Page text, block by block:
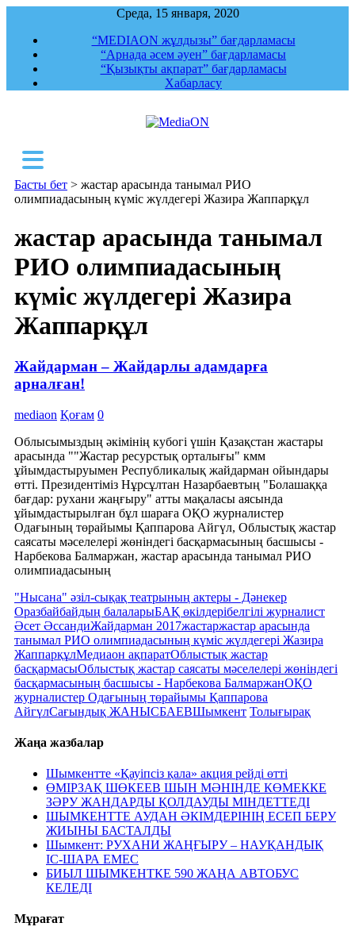
Среда, 15 января, 2020
“MEDIAON жұлдызы” бағдарламасы
“Арнада әсем әуен” бағдарламасы
“Қызықты ақпарат” бағдарламасы
Хабарласу
Басты бет > жастар арасында танымал РИО
олимпиадасының күміс жүлдегері Жазира Жаппарқұл
жастар арасында танымал
РИО олимпиадасының
күміс жүлдегері Жазира
Жаппарқұл
Жайдарман – Жайдарлы адамдарға
арналған!
mediaon Қоғам 0
Облысымыздың әкімінің кубогі үшін Қазақстан жастары
арасында ""Жастар ресурстық орталығы" кмм
ұйымдастыруымен Республикалық жайдарман ойындары
өтті. Президентіміз Нұрсұлтан Назарбаевтың "Болашаққа
бағдар: рухани жаңғыру" атты мақаласы аясында
ұйымдастырылған бұл шараға ОҚО журналистер
Одағының төрайымы Қаппарова Айгүл, Облыстық жастар
саясаты мәселелері жөніндегі басқармасының басшысы -
Нарбекова Балмаржан, жастар арасында танымал РИО
олимпиадасының
"Нысана" әзіл-сықақ театрының актеры - Дәнекер
Оразбайбайдың балаларыБАҚ өкілдерібелгілі журналист
Әсет ӘссандиЖайдарман 2017жастаржастар арасында
танымал РИО олимпиадасының күміс жүлдегері Жазира
ЖаппарқұлМедиаон ақпаратОблыстық жастар
басқармасыОблыстық жастар саясаты мәселелері жөніндегі
басқармасының басшысы - Нарбекова БалмаржанОҚО
журналистер Одағының төрайымы Қаппарова
АйгүлСағындық ЖАНЫСБАЕВШымкент Толығырақ
Жаңа жазбалар
Шымкентте «Қауіпсіз қала» акция рейді өтті
ӨМІРЗАҚ ШӨКЕЕВ ШЫН МӘНІНДЕ КӨМЕККЕ
ЗӘРУ ЖАНДАРДЫ ҚОЛДАУДЫ МІНДЕТТЕДІ
ШЫМКЕНТТЕ АУДАН ӘКІМДЕРІНІҢ ЕСЕП БЕРУ
ЖИЫНЫ БАСТАЛДЫ
Шымкент: РУХАНИ ЖАҢҒЫРУ – НАУҚАНДЫҚ
ІС-ШАРА ЕМЕС
БИЫЛ ШЫМКЕНТКЕ 590 ЖАҢА АВТОБУС
КЕЛЕДІ
Мұрағат